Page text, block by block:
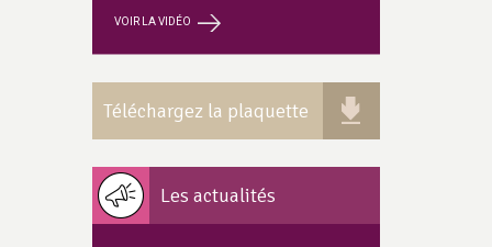
VOIR LA VIDÉO
Téléchargez la plaquette
Les actualités